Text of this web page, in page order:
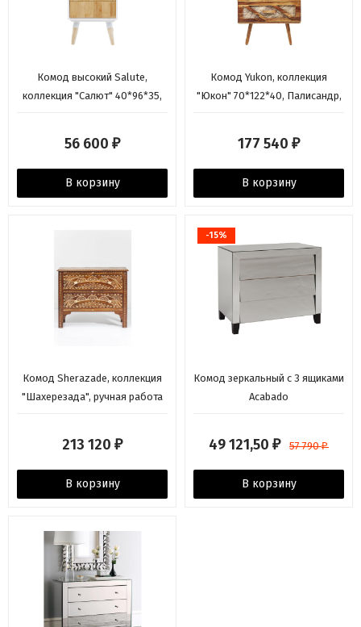
Комод высокий Salute,
коллекция "Салют" 40*96*35,
56 600 ₽
В корзину
Комод Yukon, коллекция
"Юкон" 70*122*40, Палисандр,
177 540 ₽
В корзину
Комод Sherazade, коллекция
"Шахерезада", ручная работа
213 120 ₽
В корзину
-15%
Комод зеркальный с 3 ящиками
Acabado
49 121,50 ₽ 57 790₽
В корзину